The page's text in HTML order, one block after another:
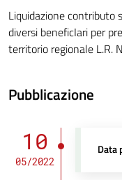
Liquidazione contributo
diversi beneficIari per
territorio regionale L.R.
Pubblicazione
10
05/2022
Data